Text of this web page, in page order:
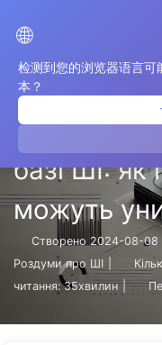
🌐
检测到您的浏览器语言可
本？
Чорна
базі ШІ: як
можуть
Створено 2024-08-08
Роздуми про ШІ
читання: 35хвилин |